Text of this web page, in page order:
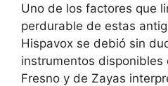
Uno de los factores que
perdurable de estas
Hispavox se debió sin
instrumentos disponibles
Fresno y de Zayas